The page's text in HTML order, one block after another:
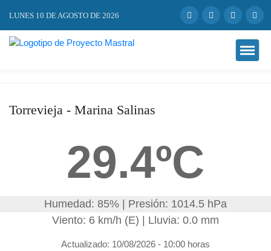
LUNES 10 DE AGOSTO DE 2026
Torrevieja - Marina Salinas
29.4ºC
Humedad: 85% | Presión: 1014.5 hPa
Viento: 6 km/h (E) | Lluvia: 0.0 mm
Actualizado: 10/08/2026 - 10:00 horas